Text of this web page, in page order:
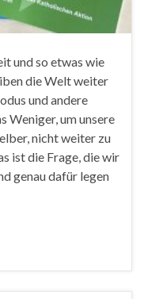
und so etwas wie
die Welt weiter
und andere
Weniger, um unsere
nicht weiter zu
ist die Frage, die wir
genau dafür legen